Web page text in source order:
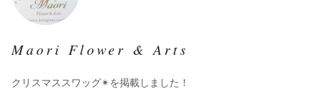
Maori Flower & Arts
クリスマススワッグ✴︎を掲載しました！